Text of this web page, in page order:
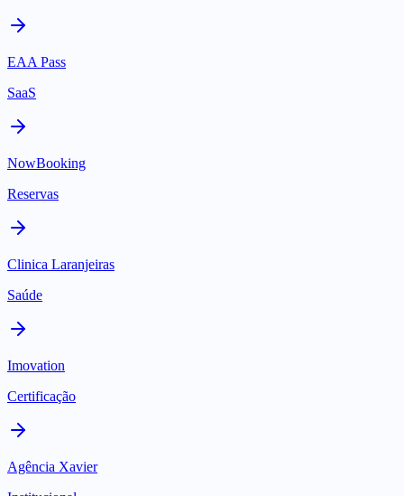
EAA Pass
SaaS
NowBooking
Reservas
Clinica Laranjeiras
Saúde
Imovation
Certificação
Agência Xavier